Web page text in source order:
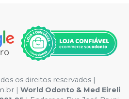
os direitos reservados |
| World Odonto & Med Eireli